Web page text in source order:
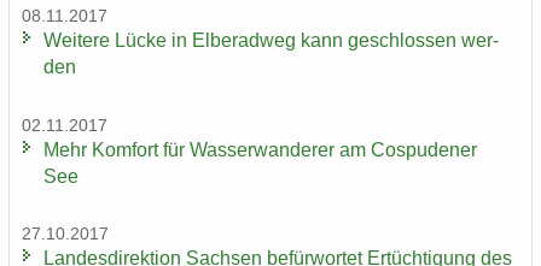
08.11.2017
Wei­te­re Lücke in El­be­rad­weg kann ge­schlos­sen wer­
den
02.11.2017
Mehr Kom­fort für Was­ser­wan­de­rer am Cos­pu­de­ner
See
27.10.2017
Lan­des­di­rek­ti­on Sach­sen be­für­wor­tet Er­tüch­ti­gung des